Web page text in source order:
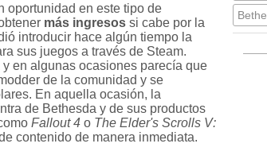
oportunidad en este tipo de
más ingresos si cabe por la
introducir hace algún tiempo la
sus juegos a través de Steam.
en algunas ocasiones parecía que
de la comunidad y se
En aquella ocasión, la
de Bethesda y de sus productos
Fallout 4 o The Elder's Scrolls V:
contenido de manera inmediata.